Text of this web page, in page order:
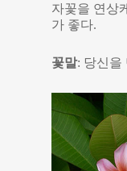
자꽃을 연상
가 좋다.
꽃말: 당신을